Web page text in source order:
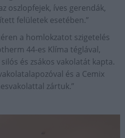
oszlopfejek, íves gerendák,
felületek esetében.”
a homlokzatot szigetelés
44-es Klíma téglával,
és zsákos vakolatát kapta.
és a Cemix
zártuk.”